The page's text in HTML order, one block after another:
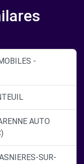
-
AUTO
SUR-